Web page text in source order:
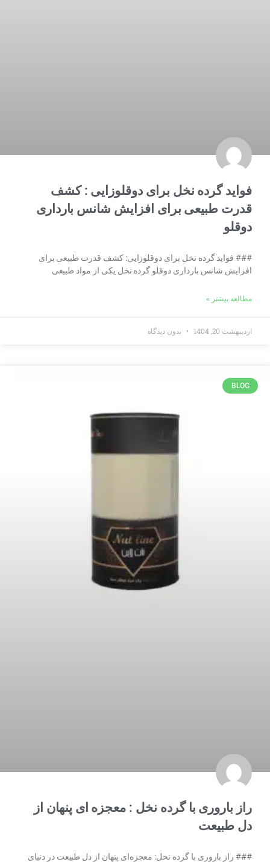
فواید گرده نخل برای دوقلوزایی : کشف
قدرت طبیعی برای افزایش شانس بارداری
دوقلو
### فواید گرده نخل برای دوقلوزایی: کشف قدرت طبیعی برای
افزایش شانس بارداری دوقلو گرده نخل یکی از مواد طبیعی
مطالعه بیشتر »
اردیبهشت 20, 1404 بدون دیدگاه
BLOG
راز باروری با گرده نخل : معجزه ای پنهان از
دل طبیعت
### راز باروری با گرده نخل: معجزه‌ای پنهان از دل طبیعت در دنیای